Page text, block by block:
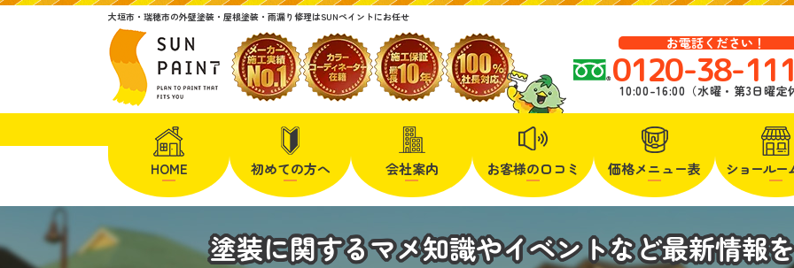
大垣市・瑞穂市の外壁塗装・屋根塗装・雨漏り修理はSUNペイントにお任せ
お電話ください！
0120-38-
10:00-16:00（水曜・第3日曜定
HOME 初めての方へ 会社案内 お客様の口コミ 価格メニュー表 ショールー
塗装に関するマメ知識やイベントなど最新情報